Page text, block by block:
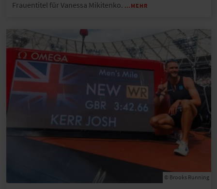
Frauentitel für Vanessa Mikitenko. …MEHR
© Brooks Running